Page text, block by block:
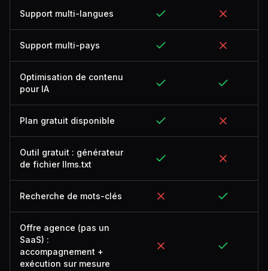
Support multi-langues
Support multi-pays
Optimisation de contenu
pour IA
Plan gratuit disponible
Outil gratuit : générateur
de fichier llms.txt
Recherche de mots-clés
Offre agence (pas un
SaaS) :
accompagnement +
exécution sur mesure